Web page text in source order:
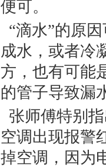
便可。
“滴水”的原
成水，或者冷
方，也有可能
的管子导致漏
张师傅特别
空调出现报警
掉空调，因为